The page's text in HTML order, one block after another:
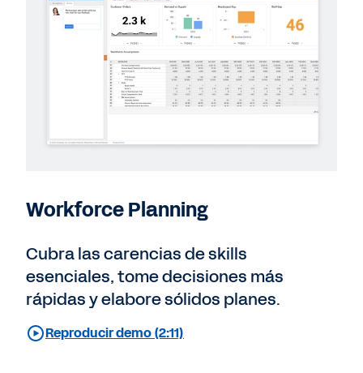
Workforce Planning
Cubra las carencias de skills
esenciales, tome decisiones más
rápidas y elabore sólidos planes.
Reproducir demo (2:11)